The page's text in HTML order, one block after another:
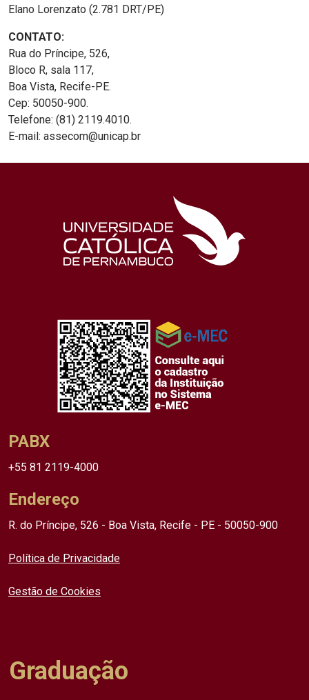
Elano Lorenzato (2.781 DRT/PE)
CONTATO:
Rua do Príncipe, 526,
Bloco R, sala 117,
Boa Vista, Recife-PE.
Cep: 50050-900.
Telefone: (81) 2119.4010.
E-mail: assecom@unicap.br
PABX
+55 81 2119-4000
Endereço
R. do Príncipe, 526 - Boa Vista, Recife - PE - 50050-900
Política de Privacidade
Gestão de Cookies
Graduação